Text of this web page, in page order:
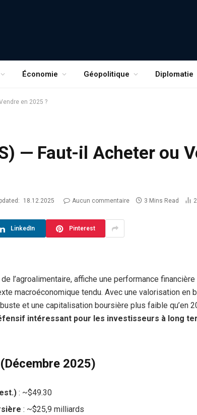
Économie Géopolitique Diplomatie
en 2025 ?
— Faut-il Acheter ou
18.12.2025 Aucun commentaire 3 Mins Read
LinkedIn Pinterest
l’agroalimentaire, affiche une performance financière
macroéconomique tendu. Avec une valorisation en
et une capitalisation boursière plus faible qu’en
intéressant pour les investisseurs à long
2025)
: ~$49.30
: ~$25,9 milliards